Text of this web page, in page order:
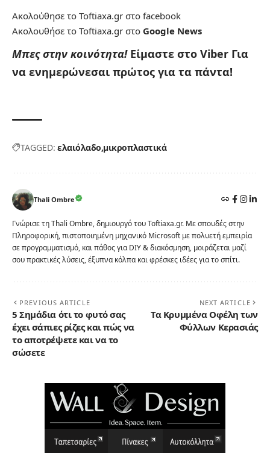
Ακολούθησε το Toftiaxa.gr στο facebook
Ακολουθήσε το Toftiaxa.gr στο Google News
Μπες στην κοινότητα! Είμαστε στο Viber Για
να ενημερώνεσαι πρώτος για τα πάντα!
TAGGED: ελαιόλαδο μικροπλαστικά
Thali Ombre
Γνώρισε τη Thali Ombre, δημιουργό του Toftiaxa.gr. Με σπουδές στην
Πληροφορική, πιστοποιημένη μηχανικό Microsoft με πολυετή εμπειρία
σε προγραμματισμό, και πάθος για DIY & διακόσμηση, μοιράζεται μαζί
σου πρακτικές λύσεις, έξυπνα κόλπα και φρέσκες ιδέες για το σπίτι.
PREVIOUS ARTICLE
5 Σημάδια ότι το φυτό σας
έχει σάπιες ρίζες και πώς να
το αποτρέψετε και να το
σώσετε
NEXT ARTICLE
Τα Κρυμμένα Οφέλη των
Φύλλων Κερασιάς